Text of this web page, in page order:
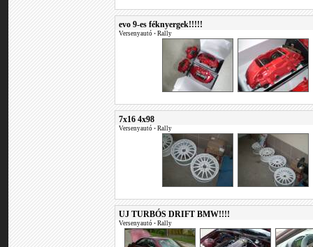
evo 9-es féknyergek!!!!!
Versenyautó • Rally
7x16 4x98
Versenyautó • Rally
UJ TURBÓS DRIFT BMW!!!!
Versenyautó • Rally